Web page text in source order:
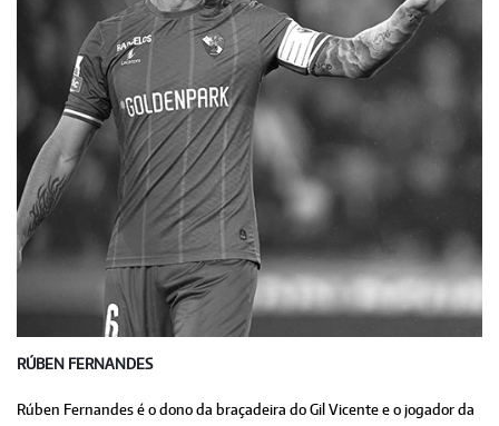
RÚBEN FERNANDES
Rúben Fernandes é o dono da braçadeira do Gil Vicente e o jogador da